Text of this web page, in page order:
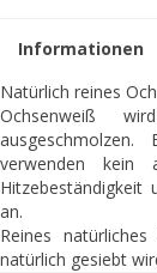
Informationen
Natürlich reines
Ochsenweiß
verwenden
an.
Reines
natürlich gesiebt